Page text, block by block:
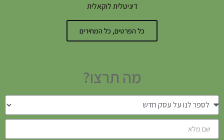
דיגיטלית לוקאלית
כל הפרטים, כל המחירים
מה תרצו?